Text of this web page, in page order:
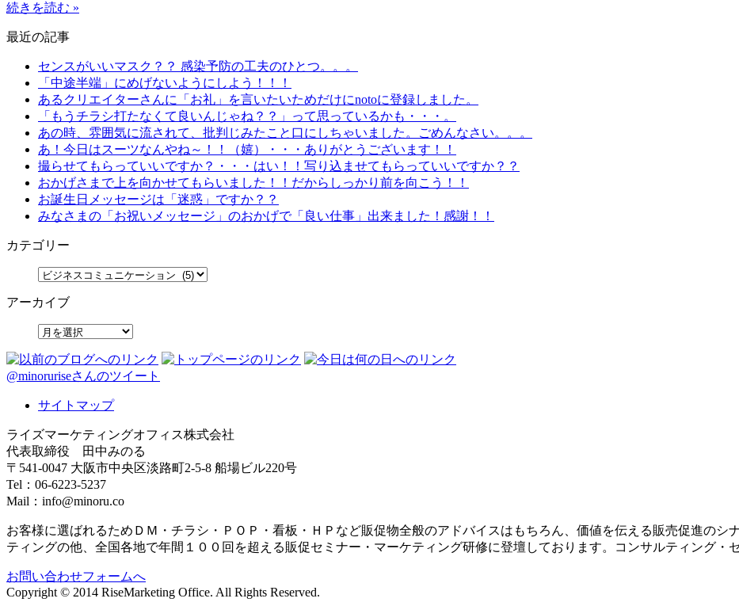
続きを読む »
最近の記事
センスがいいマスク？？ 感染予防の工夫のひとつ。。。
「中途半端」にめげないようにしよう！！！
あるクリエイターさんに「お礼」を言いたいためだけにnotoに登録しました。
「もうチラシ打たなくて良いんじゃね？？」って思っているかも・・・。
あの時、雰囲気に流されて、批判じみたこと口にしちゃいました。ごめんなさい。。。
あ！今日はスーツなんやね～！！（嬉）・・・ありがとうございます！！
撮らせてもらっていいですか？・・・はい！！写り込ませてもらっていいですか？？
おかげさまで上を向かせてもらいました！！だからしっかり前を向こう！！
お誕生日メッセージは「迷惑」ですか？？
みなさまの「お祝いメッセージ」のおかげで「良い仕事」出来ました！感謝！！
カテゴリー
アーカイブ
@minoruriseさんのツイート
サイトマップ
ライズマーケティングオフィス株式会社
代表取締役 田中みのる
〒541-0047 大阪市中央区淡路町2-5-8 船場ビル220号
Tel：06-6223-5237
Mail：info@minoru.co
お客様に選ばれるためＤＭ・チラシ・ＰＯＰ・看板・ＨＰなど販促物全般のアドバイスはもちろん、価値を伝える販売促進の
ティングの他、全国各地で年間１００回を超える販促セミナー・マーケティング研修に登壇しております。コンサルティング・
お問い合わせフォームへ
Copyright © 2014 RiseMarketing Office. All Rights Reserved.